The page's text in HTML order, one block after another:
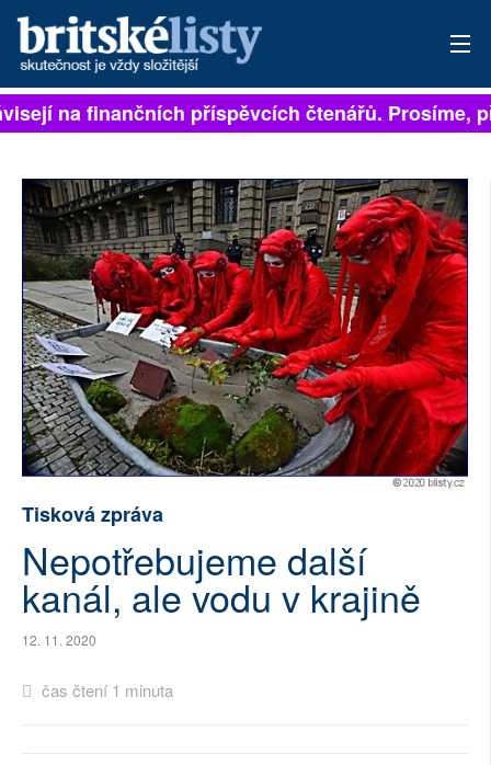
PŘIHLÁSIT
ARCHIV
ROZHOVORY
TÉMATA
NEJČTENĚJŠÍ ZA 7 DNÍ
AUTOŘI
PŘÍSPĚVKY NA PROVOZ
SOCIÁLNÍ SÍTĚ
RUBRIKY
PLNÁ VERZE STRÁNEK
na finančních příspěvcích čtenářů. Prosíme,
Tisková zpráva
Nepotřebujeme další
kanál, ale vodu v krajině
12. 11. 2020
čas čtení 1 minuta